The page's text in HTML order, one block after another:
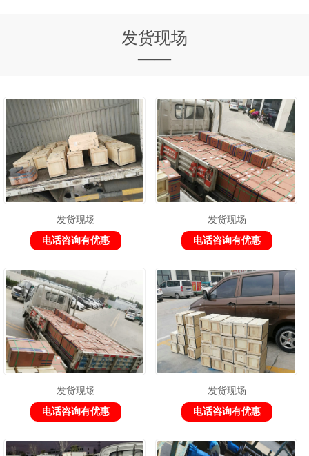
发货现场
——
发货现场
电话咨询有优惠
发货现场
电话咨询有优惠
发货现场
电话咨询有优惠
发货现场
电话咨询有优惠